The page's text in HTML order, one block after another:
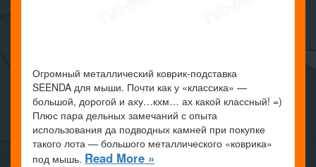
Огромный металлический коврик-подставка
SEENDA для мыши. Почти как у «классика» —
большой, дорогой и аху…кхм… ах какой классный! =)
Плюс пара дельных замечаний с опыта
использования да подводных камней при покупке
такого лота — большого металлического «коврика»
под мышь. Read More »